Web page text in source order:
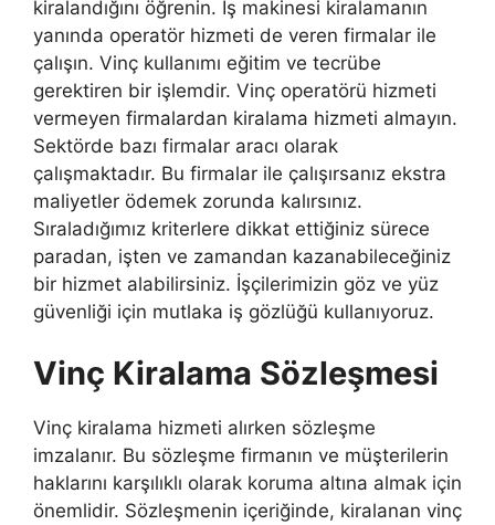
kiralandığını öğrenin. İş makinesi kiralamanın
yanında operatör hizmeti de veren firmalar ile
çalışın. Vinç kullanımı eğitim ve tecrübe
gerektiren bir işlemdir. Vinç operatörü hizmeti
vermeyen firmalardan kiralama hizmeti almayın.
Sektörde bazı firmalar aracı olarak
çalışmaktadır. Bu firmalar ile çalışırsanız ekstra
maliyetler ödemek zorunda kalırsınız.
Sıraladığımız kriterlere dikkat ettiğiniz sürece
paradan, işten ve zamandan kazanabileceğiniz
bir hizmet alabilirsiniz. İşçilerimizin göz ve yüz
güvenliği için mutlaka iş gözlüğü kullanıyoruz.
Vinç Kiralama Sözleşmesi
Vinç kiralama hizmeti alırken sözleşme
imzalanır. Bu sözleşme firmanın ve müşterilerin
haklarını karşılıklı olarak koruma altına almak için
önemlidir. Sözleşmenin içeriğinde, kiralanan vinç